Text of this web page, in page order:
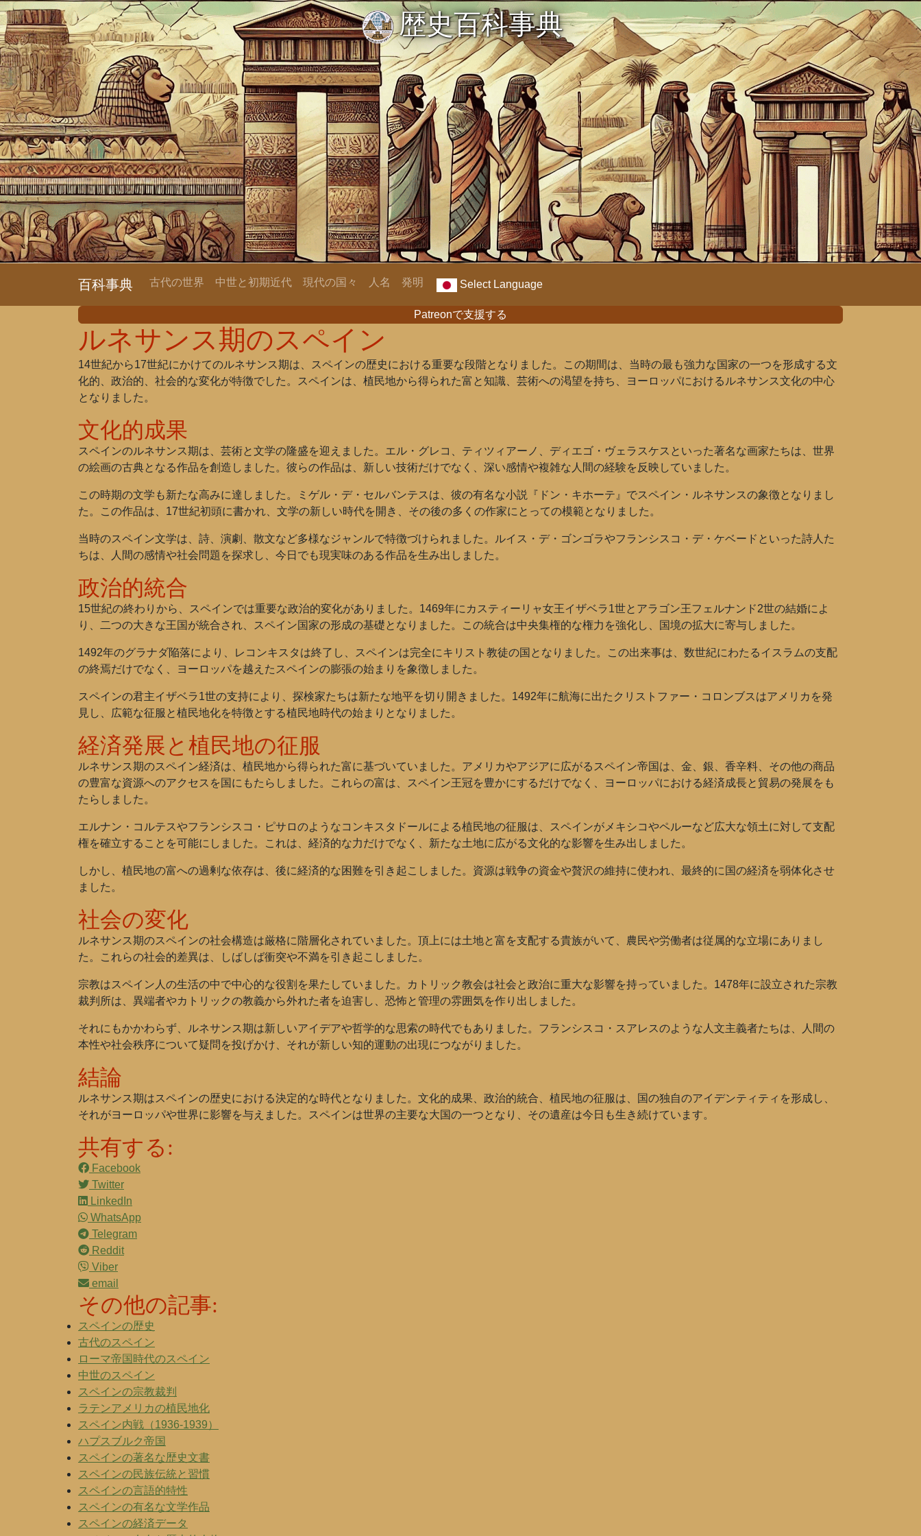
歴史百科事典
百科事典 古代の世界 中世と初期近代 現代の国々 人名 発明 Select Language
Patreonで支援する
ルネサンス期のスペイン
14世紀から17世紀にかけてのルネサンス期は、スペインの歴史における重要な段階となりました。この期間は、当時の最も強力な国家の一つを形成する文
化的、政治的、社会的な変化が特徴でした。スペインは、植民地から得られた富と知識、芸術への渇望を持ち、ヨーロッパにおけるルネサンス文化の中心
となりました。
文化的成果
スペインのルネサンス期は、芸術と文学の隆盛を迎えました。エル・グレコ、ティツィアーノ、ディエゴ・ヴェラスケスといった著名な画家たちは、世界
の絵画の古典となる作品を創造しました。彼らの作品は、新しい技術だけでなく、深い感情や複雑な人間の経験を反映していました。
この時期の文学も新たな高みに達しました。ミゲル・デ・セルバンテスは、彼の有名な小説『ドン・キホーテ』でスペイン・ルネサンスの象徴となりまし
た。この作品は、17世紀初頭に書かれ、文学の新しい時代を開き、その後の多くの作家にとっての模範となりました。
当時のスペイン文学は、詩、演劇、散文など多様なジャンルで特徴づけられました。ルイス・デ・ゴンゴラやフランシスコ・デ・ケベードといった詩人た
ちは、人間の感情や社会問題を探求し、今日でも現実味のある作品を生み出しました。
政治的統合
15世紀の終わりから、スペインでは重要な政治的変化がありました。1469年にカスティーリャ女王イザベラ1世とアラゴン王フェルナンド2世の結婚によ
り、二つの大きな王国が統合され、スペイン国家の形成の基礎となりました。この統合は中央集権的な権力を強化し、国境の拡大に寄与しました。
1492年のグラナダ陥落により、レコンキスタは終了し、スペインは完全にキリスト教徒の国となりました。この出来事は、数世紀にわたるイスラムの支配
の終焉だけでなく、ヨーロッパを越えたスペインの膨張の始まりを象徴しました。
スペインの君主イザベラ1世の支持により、探検家たちは新たな地平を切り開きました。1492年に航海に出たクリストファー・コロンブスはアメリカを発
見し、広範な征服と植民地化を特徴とする植民地時代の始まりとなりました。
経済発展と植民地の征服
ルネサンス期のスペイン経済は、植民地から得られた富に基づいていました。アメリカやアジアに広がるスペイン帝国は、金、銀、香辛料、その他の商品
の豊富な資源へのアクセスを国にもたらしました。これらの富は、スペイン王冠を豊かにするだけでなく、ヨーロッパにおける経済成長と貿易の発展をも
たらしました。
エルナン・コルテスやフランシスコ・ピサロのようなコンキスタドールによる植民地の征服は、スペインがメキシコやペルーなど広大な領土に対して支配
権を確立することを可能にしました。これは、経済的な力だけでなく、新たな土地に広がる文化的な影響を生み出しました。
しかし、植民地の富への過剰な依存は、後に経済的な困難を引き起こしました。資源は戦争の資金や贅沢の維持に使われ、最終的に国の経済を弱体化させ
ました。
社会の変化
ルネサンス期のスペインの社会構造は厳格に階層化されていました。頂上には土地と富を支配する貴族がいて、農民や労働者は従属的な立場にありまし
た。これらの社会的差異は、しばしば衝突や不満を引き起こしました。
宗教はスペイン人の生活の中で中心的な役割を果たしていました。カトリック教会は社会と政治に重大な影響を持っていました。1478年に設立された宗教
裁判所は、異端者やカトリックの教義から外れた者を迫害し、恐怖と管理の雰囲気を作り出しました。
それにもかかわらず、ルネサンス期は新しいアイデアや哲学的な思索の時代でもありました。フランシスコ・スアレスのような人文主義者たちは、人間の
本性や社会秩序について疑問を投げかけ、それが新しい知的運動の出現につながりました。
結論
ルネサンス期はスペインの歴史における決定的な時代となりました。文化的成果、政治的統合、植民地の征服は、国の独自のアイデンティティを形成し、
それがヨーロッパや世界に影響を与えました。スペインは世界の主要な大国の一つとなり、その遺産は今日も生き続けています。
共有する:
Facebook
Twitter
LinkedIn
WhatsApp
Telegram
Reddit
Viber
email
その他の記事:
スペインの歴史
古代のスペイン
ローマ帝国時代のスペイン
中世のスペイン
スペインの宗教裁判
ラテンアメリカの植民地化
スペイン内戦（1936-1939）
ハプスブルク帝国
スペインの著名な歴史文書
スペインの民族伝統と習慣
スペインの言語的特性
スペインの有名な文学作品
スペインの経済データ